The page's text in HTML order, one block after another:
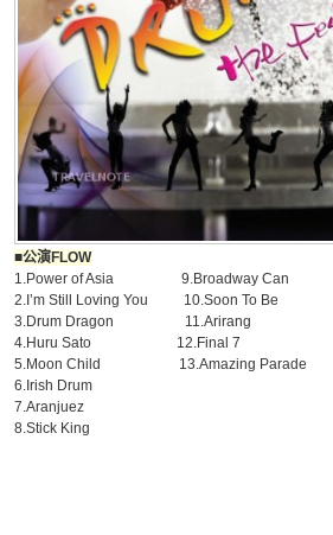
■公演FLOW
1.Power of Asia 9.Broadway Can
2.I’m Still Loving You 10.Soon To Be
3.Drum Dragon 11.Arirang
4.Huru Sato 12.Final 7
5.Moon Child 13.Amazing Parade
6.Irish Drum
7.Aranjuez
8.Stick King